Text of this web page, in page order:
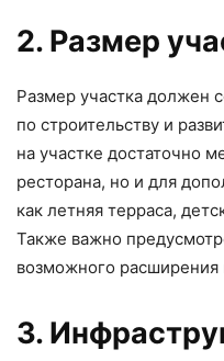
2. Размер
Размер участка должен
по строительству и
на участке достаточно
ресторана, но и для
как летняя терраса,
Также важно
возможного
3.